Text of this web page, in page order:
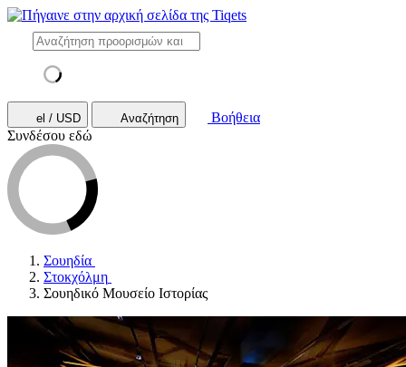
el / USD Αναζήτηση
Βοήθεια
Συνδέσου εδώ
Σουηδία
Στοκχόλμη
Σουηδικό Μουσείο Ιστορίας